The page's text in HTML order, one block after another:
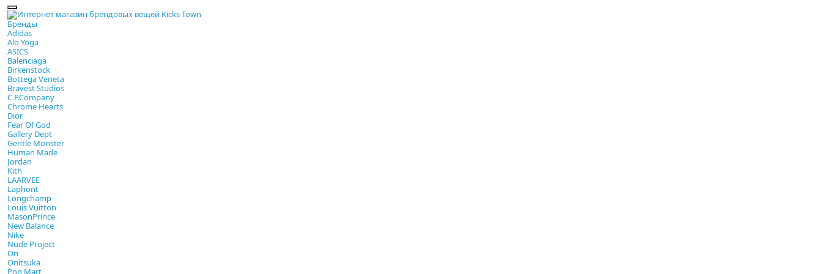
Бренды
Adidas
Alo Yoga
ASICS
Balenciaga
Birkenstock
Bottega Veneta
Bravest Studios
C.P.Company
Chrome Hearts
Dior
Fear Of God
Gallery Dept
Gentle Monster
Human Made
Jordan
Kith
LAARVEE
Laphont
Longchamp
Louis Vuitton
MasonPrince
New Balance
Nike
Nude Project
On
Onitsuka
Pop Mart